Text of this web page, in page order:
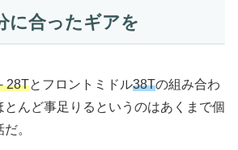
に合ったギアを
28Tとフロントミドル38Tの組み合わ
んど事足りるというのはあくまで個
。